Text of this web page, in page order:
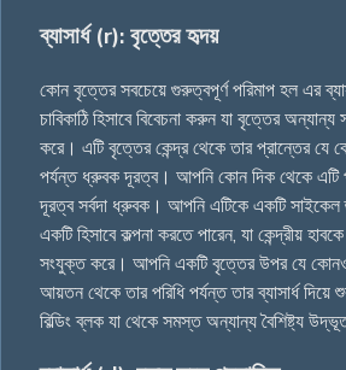
ব্যাসার্ধ (r): বৃত্তের হৃদয়
কোন বৃত্তের সবচেয়ে গুরুত্বপূর্ণ পরিমাপ হল এর
চাবিকাঠি হিসাবে বিবেচনা করুন যা বৃত্তের
করে। এটি বৃত্তের কেন্দ্র থেকে তার প্রান্তের যে
পর্যন্ত ধ্রুবক দূরত্ব। আপনি কোন দিক থেকে এটি
দূরত্ব সর্বদা ধ্রুবক। আপনি এটিকে একটি
একটি হিসাবে কল্পনা করতে পারেন, যা কেন্দ্রীয়
সংযুক্ত করে। আপনি একটি বৃত্তের উপর যে
আয়তন থেকে তার পরিধি পর্যন্ত তার ব্যাসার্ধ
বিল্ডিং ব্লক যা থেকে সমস্ত অন্যান্য বৈশিষ্ট্য